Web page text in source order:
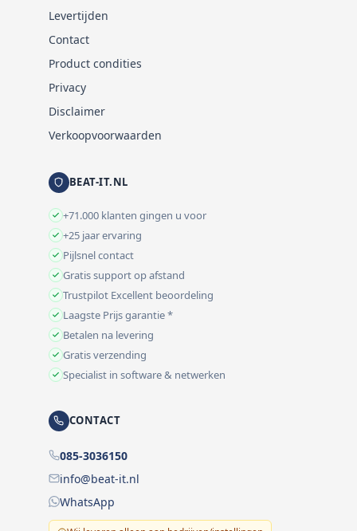
Levertijden
Contact
Product condities
Privacy
Disclaimer
Verkoopvoorwaarden
BEAT-IT.NL
+71.000 klanten gingen u voor
+25 jaar ervaring
Pijlsnel contact
Gratis support op afstand
Trustpilot Excellent beoordeling
Laagste Prijs garantie *
Betalen na levering
Gratis verzending
Specialist in software & netwerken
CONTACT
085-3036150
info@beat-it.nl
WhatsApp